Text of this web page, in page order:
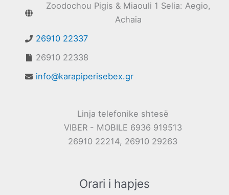
Zoodochou Pigis & Miaouli 1 Selia: Aegio,
Achaia
26910 22337
26910 22338
info@karapiperisebex.gr
Linja telefonike shtesë
VIBER - MOBILE 6936 919513
26910 22214, 26910 29263
Orari i hapjes